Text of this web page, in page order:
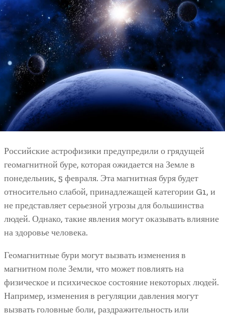
Российские астрофизики предупредили о грядущей
геомагнитной буре, которая ожидается на Земле в
понедельник, 5 февраля. Эта магнитная буря будет
относительно слабой, принадлежащей категории G1, и
не представляет серьезной угрозы для большинства
людей. Однако, такие явления могут оказывать влияние
на здоровье человека.
Геомагнитные бури могут вызвать изменения в
магнитном поле Земли, что может повлиять на
физическое и психическое состояние некоторых людей.
Например, изменения в регуляции давления могут
вызвать головные боли, раздражительность или